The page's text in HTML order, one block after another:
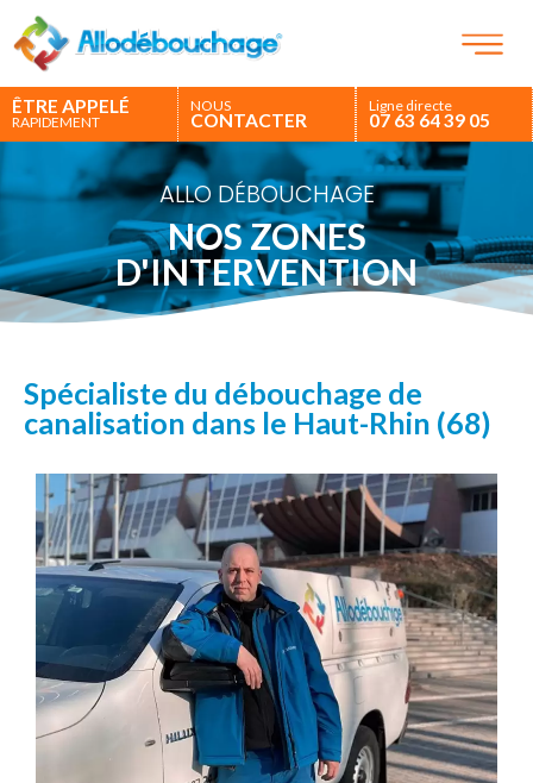
ÊTRE APPELÉ
RAPIDEMENT
NOUS
CONTACTER
Ligne directe
07 63 64 39 05
ALLO DÉBOUCHAGE
NOS ZONES
D'INTERVENTION
Spécialiste du débouchage de
canalisation dans le Haut-Rhin (68)